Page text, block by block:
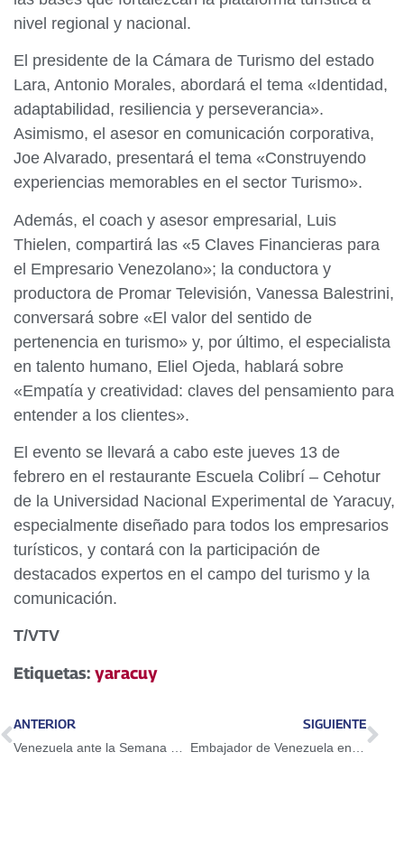
nivel regional y nacional.
El presidente de la Cámara de Turismo del estado
Lara, Antonio Morales, abordará el tema «Identidad,
adaptabilidad, resiliencia y perseverancia».
Asimismo, el asesor en comunicación corporativa,
Joe Alvarado, presentará el tema «Construyendo
experiencias memorables en el sector Turismo».
Además, el coach y asesor empresarial, Luis
Thielen, compartirá las «5 Claves Financieras para
el Empresario Venezolano»; la conductora y
productora de Promar Televisión, Vanessa Balestrini,
conversará sobre «El valor del sentido de
pertenencia en turismo» y, por último, el especialista
en talento humano, Eliel Ojeda, hablará sobre
«Empatía y creatividad: claves del pensamiento para
entender a los clientes».
El evento se llevará a cabo este jueves 13 de
febrero en el restaurante Escuela Colibrí – Cehotur
de la Universidad Nacional Experimental de Yaracuy,
especialmente diseñado para todos los empresarios
turísticos, y contará con la participación de
destacados expertos en el campo del turismo y la
comunicación.
T/VTV
Etiquetas: yaracuy
ANTERIOR SIGUIENTE